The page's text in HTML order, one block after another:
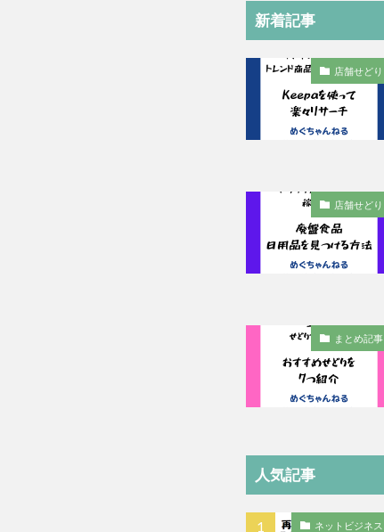
新着記事
店舗せどり
店舗せどり
まとめ記事
人気記事
ネットビジネス